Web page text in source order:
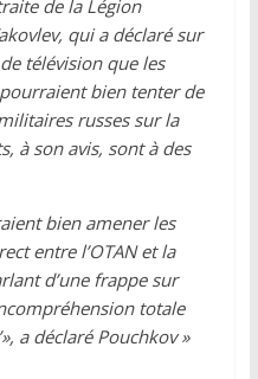
de la Légion
qui a déclaré sur
télévision que les
bien tenter de
russes sur la
à son avis, sont à des
bien amener les
entre l’OTAN et la
d’une frappe sur
totale
a déclaré Pouchkov »